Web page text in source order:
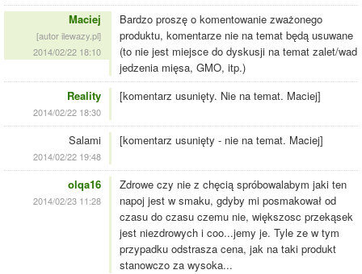
Maciej
[autor ilewazy.pl]
2014/02/22 18:10
Bardzo proszę o komentowanie zważonego
produktu, komentarze nie na temat będą usuwane
(to nie jest miejsce do dyskusji na temat zalet/wad
jedzenia mięsa, GMO, itp.)
Reality
2014/02/22 18:30
[komentarz usunięty. Nie na temat. Maciej]
Salami
2014/02/22 19:48
[komentarz usunięty - nie na temat. Maciej]
olqa16
2014/02/23 11:28
Zdrowe czy nie z chęcią spróbowalabym jaki ten
napoj jest w smaku, gdyby mi posmakował od
czasu do czasu czemu nie, większosc przekąsek
jest niezdrowych i coo...jemy je. Tyle ze w tym
przypadku odstrasza cena, jak na taki produkt
stanowczo za wysoka...